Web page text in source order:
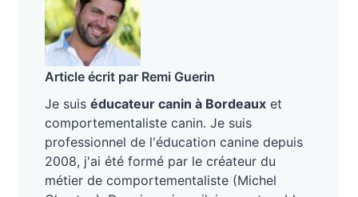
Article écrit par Remi Guerin
Je suis éducateur canin à Bordeaux et
comportementaliste canin. Je suis
professionnel de l'éducation canine depuis
2008, j'ai été formé par le créateur du
métier de comportementaliste (Michel